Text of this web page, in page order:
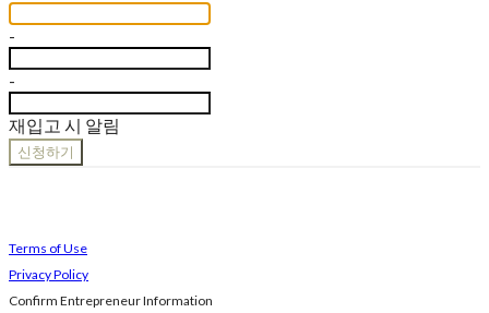
-
-
재입고 시 알림
신청하기
Terms of Use
Privacy Policy
Confirm Entrepreneur Information